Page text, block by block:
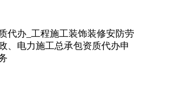
代办_工程施工装饰装修安防劳
、电力施工总承包资质代办申